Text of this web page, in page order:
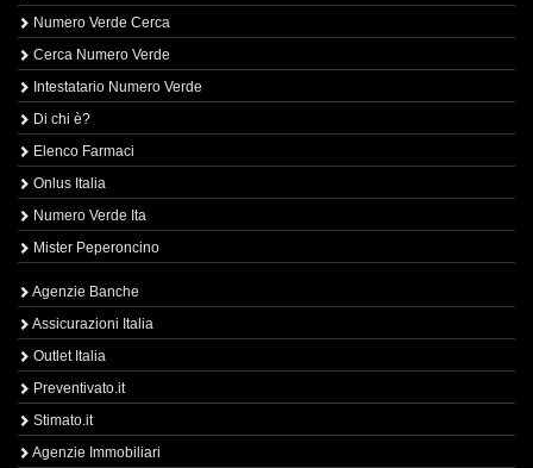
Numero Verde Cerca
Cerca Numero Verde
Intestatario Numero Verde
Di chi è?
Elenco Farmaci
Onlus Italia
Numero Verde Ita
Mister Peperoncino
Agenzie Banche
Assicurazioni Italia
Outlet Italia
Preventivato.it
Stimato.it
Agenzie Immobiliari